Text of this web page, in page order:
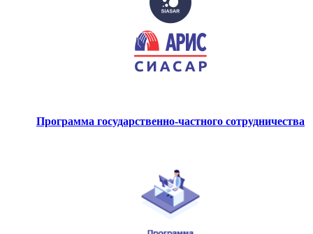
Программа государственно-частного сотрудничества